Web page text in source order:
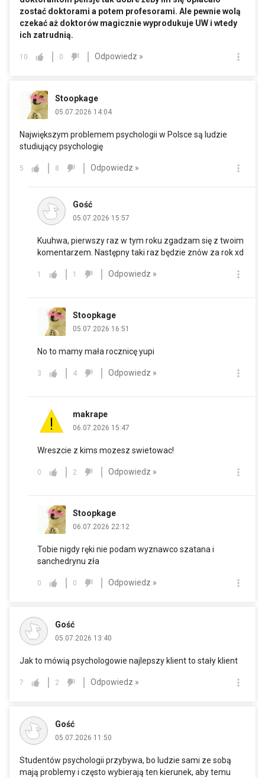
zostać doktorami a potem profesorami. Ale pewnie wolą
czekać aż doktorów magicznie wyprodukuje UW i wtedy
ich zatrudnią.
10 0 Odpowiedz »
Stoopkage
05.07.2026 14:04
Największym problemem psychologii w Polsce są ludzie
studiujący psychologię
5 8 Odpowiedz »
Gość
05.07.2026 15:57
Kuuhwa, pierwszy raz w tym roku zgadzam się z twoim
komentarzem. Następny taki raz będzie znów za rok xd
1 1 Odpowiedz »
Stoopkage
05.07.2026 16:51
No to mamy mała rocznicę yupi
3 4 Odpowiedz »
makrape
06.07.2026 15:47
Wreszcie z kims mozesz swietowac!
0 2 Odpowiedz »
Stoopkage
06.07.2026 22:12
Tobie nigdy ręki nie podam wyznawco szatana i
sanchedrynu zła
0 0 Odpowiedz »
Gość
05.07.2026 13:40
Jak to mówią psychologowie najlepszy klient to stały klient
7 2 Odpowiedz »
Gość
05.07.2026 11:50
Studentów psychologii przybywa, bo ludzie sami ze sobą
mają problemy i często wybierają ten kierunek, aby temu